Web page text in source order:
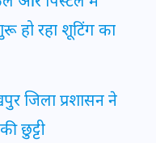
हो रहा शूटिंग का
जिला प्रशासन ने
छुट्टी